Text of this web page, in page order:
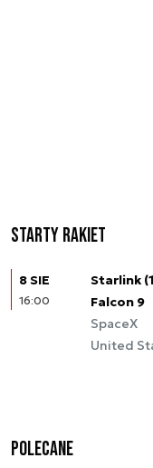
Starty rakiet
8 SIE
16:00
Starlink
Falcon 9
SpaceX
United
Polecane